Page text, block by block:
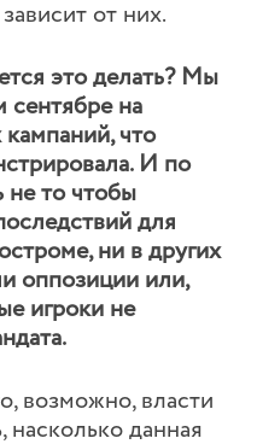
от них.
это делать? Мы
сентябре на
что
И по
не то чтобы
для
ни в других
оппозиции или,
игроки не
возможно, власти
насколько данная